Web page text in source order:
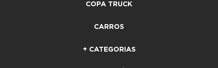
COPA TRUCK
CARROS
+ CATEGORIAS